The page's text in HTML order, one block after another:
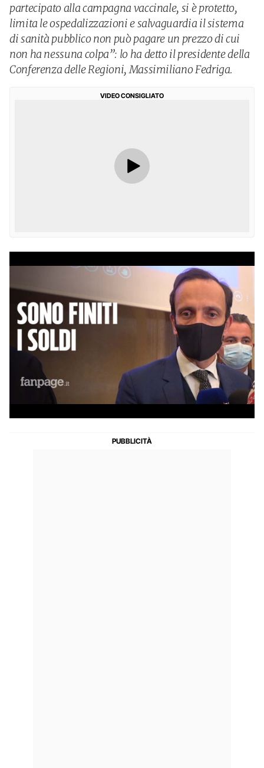
partecipato alla campagna vaccinale, si è protetto,
limita le ospedalizzazioni e salvaguardia il sistema
di sanità pubblico non può pagare un prezzo di cui
non ha nessuna colpa”: lo ha detto il presidente della
Conferenza delle Regioni, Massimiliano Fedriga.
VIDEO CONSIGLIATO